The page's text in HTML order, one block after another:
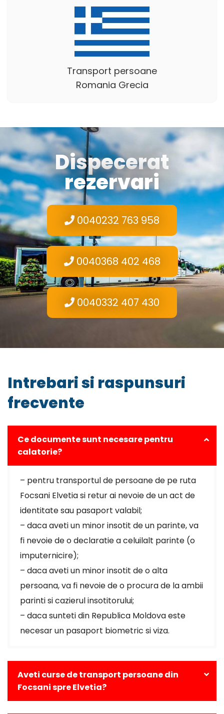
Transport persoane
Romania Grecia
Dispecerat
rezervari
0040232 763 958
0040368 402 468
0040332 407 430
Intrebari si raspunsuri
frecvente
Ce documente sunt necesare pentru
calatorie?
– pentru transportul de persoane de pe ruta
Focsani Elvetia si retur ai nevoie de un act de
identitate sau pasaport valabil;
– daca aveti un minor insotit de un parinte, va
fi nevoie de o declaratie a celuilalt parinte (o
imputernicire);
– daca aveti un minor insotit de o alta
persoana, va fi nevoie de o procura de la ambii
parinti si cazierul insotitorului;
– daca sunteti din Republica Moldova este
necesar un pasaport biometric si viza.
Aveti curse de transport persoane din
Focsani spre Elvetia?